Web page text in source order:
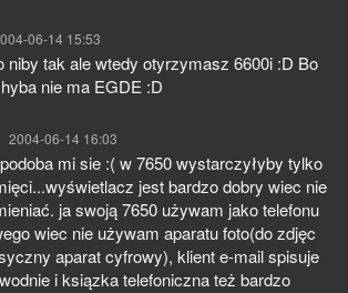
06-14 15:53
niby tak ale wtedy otyrzymasz 6600i :D Bo
nie ma EGDE :D
pisze:
2004-06-14 16:03
mi sie :( w 7650 wystarczyłyby tylko
jest bardzo dobry wiec nie
ja swoją 7650 używam jako telefonu
wiec nie używam aparatu foto(do zdjęc
aparat cyfrowy), klient e-mail spisuje
i ksiązka telefoniczna też bardzo